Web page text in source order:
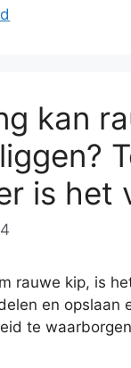
kan
is het
rauwe kip, is
en opslaan
te